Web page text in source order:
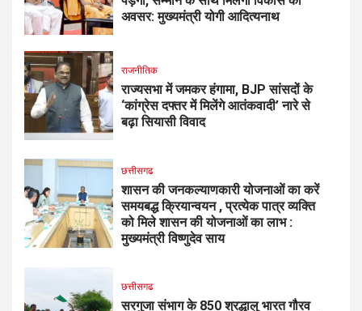
अवसर: मुख्यमंत्री योगी आदित्यनाथ
राजनीतिक
राज्यसभा में जमकर हंगामा, BJP सांसदों के
‘कांग्रेस दफ्तर में मिलेंगे आतंकवादी’ नारे से
बढ़ा सियासी विवाद
छत्तीसगढ
शासन की जनकल्याणकारी योजनाओं का करें
समयबद्ध क्रियान्वयन , प्रत्येक पात्र व्यक्ति
को मिले शासन की योजनाओं का लाभ :
मुख्यमंत्री विष्णुदेव साय
छत्तीसगढ
सरगुजा संभाग के 850 श्रद्धालु भारत गौरव